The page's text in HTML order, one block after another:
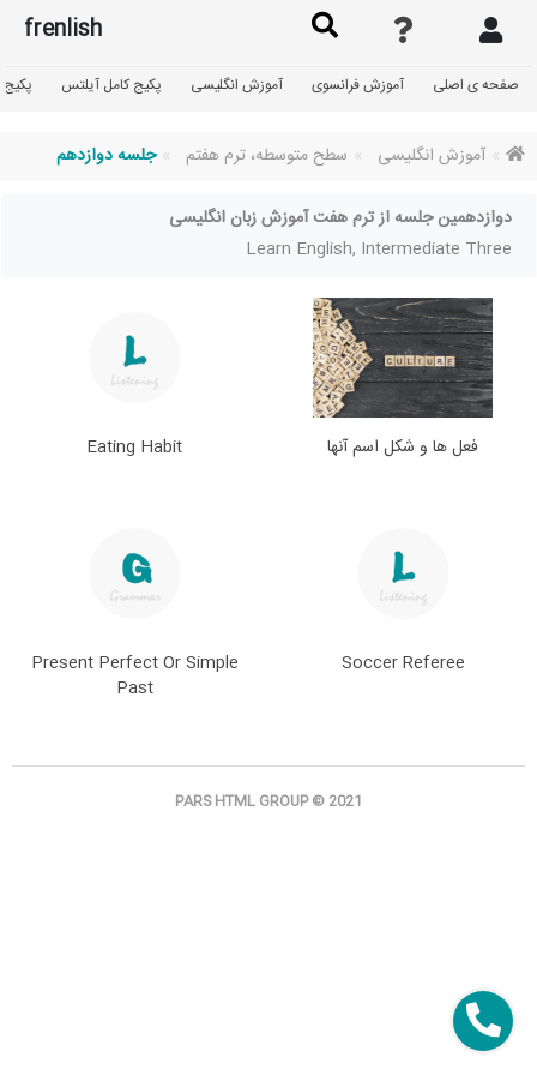
frenlish
صفحه ی اصلی آموزش فرانسوی آموزش انگلیسی پکیج کامل آیلتس پکیج
آموزش انگلیسی سطح متوسطه، ترم هفتم جلسه دوازدهم
دوازدهمین جلسه از ترم هفت آموزش زبان انگلیسی
Learn English, Intermediate Three
فعل ها و شکل اسم آنها Eating Habit
Soccer Referee
Present Perfect Or Simple
Past
PARS HTML GROUP © 2021